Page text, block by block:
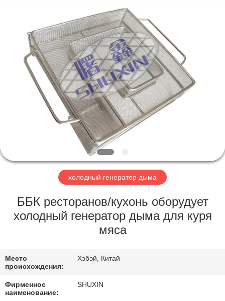
ДОМОЙ
ПРОДУКЦИЯ
ЭКСКУРСИЯ
ЗАВОДУ
СВЯЖИТЕСЬ
С
холодный генератор дыма
ББК ресторанов/кухонь оборудует
холодный генератор дыма для куря
мяса
Место
происхождения:
Хэбэй, Китай
Фирменное
наименование:
SHUXIN